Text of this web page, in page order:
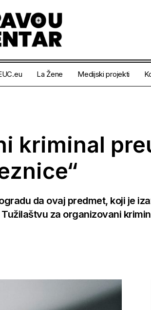
La Žene Medijski projekti
kriminal
da ovaj predmet, koji je
za organizovani